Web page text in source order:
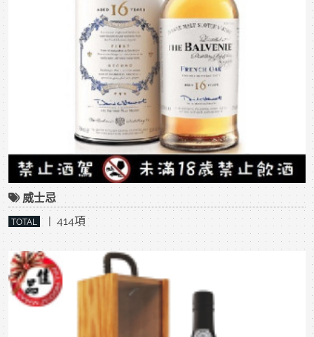
威士忌
TOTAL | 414項